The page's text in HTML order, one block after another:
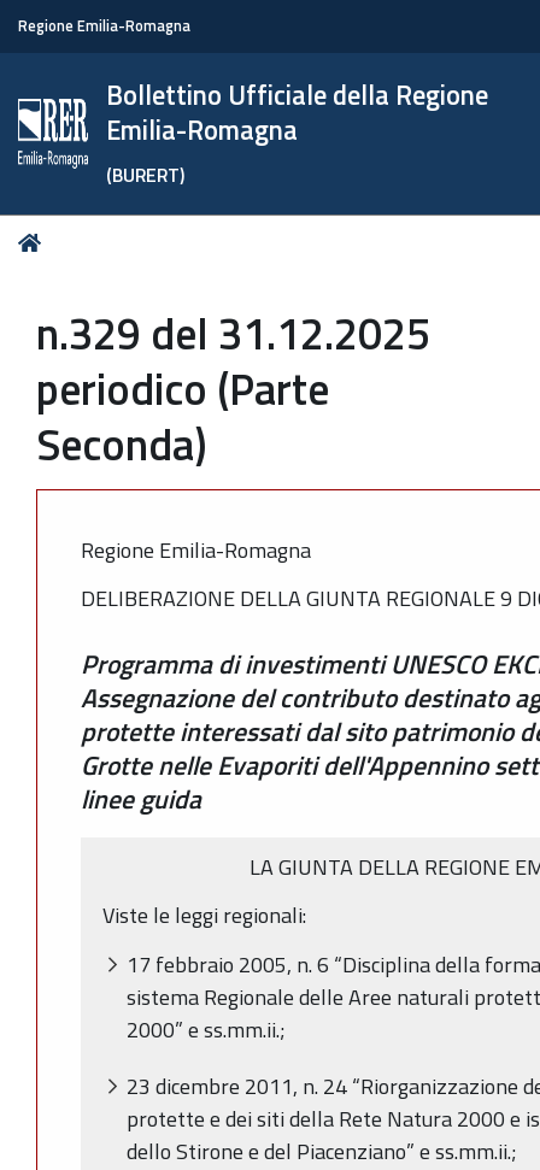
Regione Emilia-Romagna
Bollettino Ufficiale della Regione
Emilia-Romagna
(BURERT)
Tu
n.329 del 31.12.2025
periodico (Parte
Seconda)
Regione Emilia-Romagna
DELIBERAZIONE DELLA GIUNTA REGIONALE 9
Programma di investimenti UNESCO
Assegnazione del contributo destinato
protette interessati dal sito patrimonio
Grotte nelle Evaporiti dell'Appennino
linee guida
LA GIUNTA DELLA REGIONE
Viste le leggi regionali:
17 febbraio 2005, n. 6 “Disciplina della
sistema Regionale delle Aree naturali
2000” e ss.mm.ii.;
23 dicembre 2011, n. 24 “Riorganizzazione
protette e dei siti della Rete Natura 2000 e
dello Stirone e del Piacenziano” e ss.mm.ii.;